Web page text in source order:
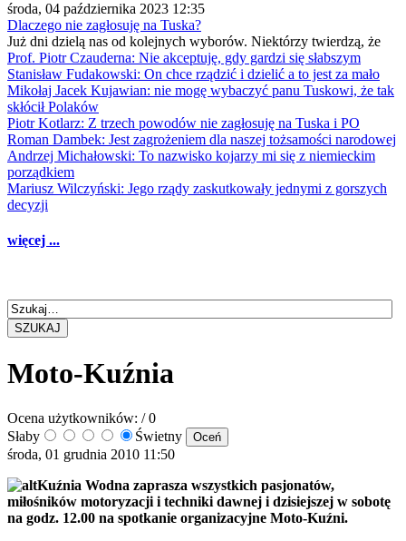
środa, 04 października 2023 12:35
Dlaczego nie zagłosuję na Tuska?
Już dni dzielą nas od kolejnych wyborów. Niektórzy twierdzą, że
Prof. Piotr Czauderna: Nie akceptuję, gdy gardzi się słabszym
Stanisław Fudakowski: On chce rządzić i dzielić a to jest za mało
Mikołaj Jacek Kujawian: nie mogę wybaczyć panu Tuskowi, że tak
skłócił Polaków
Piotr Kotlarz: Z trzech powodów nie zagłosuję na Tuska i PO
Roman Dambek: Jest zagrożeniem dla naszej tożsamości narodowej
Andrzej Michałowski: To nazwisko kojarzy mi się z niemieckim
porządkiem
Mariusz Wilczyński: Jego rządy zaskutkowały jednymi z gorszych
decyzji
więcej ...
SZUKAJ
Moto-Kuźnia
Ocena użytkowników: / 0
Słaby
Świetny
środa, 01 grudnia 2010 11:50
Kuźnia Wodna zaprasza wszystkich pasjonatów,
miłośników motoryzacji i techniki dawnej i dzisiejszej w sobotę
na godz. 12.00 na spotkanie organizacyjne Moto-Kuźni.